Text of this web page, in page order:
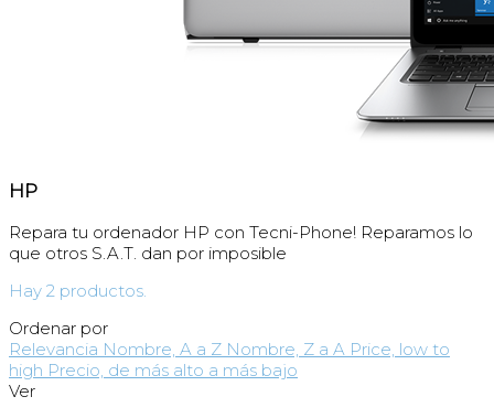
HP
Repara tu ordenador HP con Tecni-Phone! Reparamos lo
que otros S.A.T. dan por imposible
Hay 2 productos.
Ordenar por
Relevancia Nombre, A a Z Nombre, Z a A Price, low to
high Precio, de más alto a más bajo
Ver